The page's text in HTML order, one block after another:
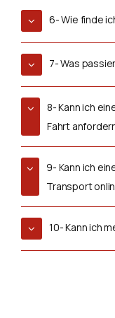
6- Wie finde
7- Was
8- Kann ich
Fahrt
9- Kann ich
Transport
10- Kann ich